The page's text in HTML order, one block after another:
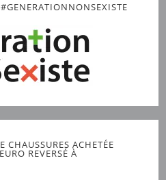
CHAUSSURES ACHETÉE
REVERSÉ À